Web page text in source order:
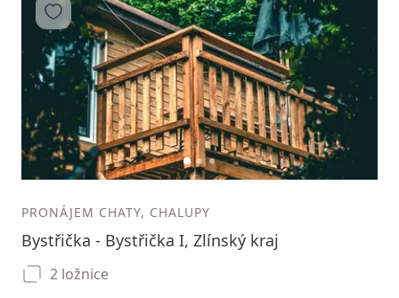
12 3
Přidat do oblíbených
PRONÁJEM CHATY, CHALUPY
Bystřička - Bystřička I, Zlínský kraj
2 ložnice